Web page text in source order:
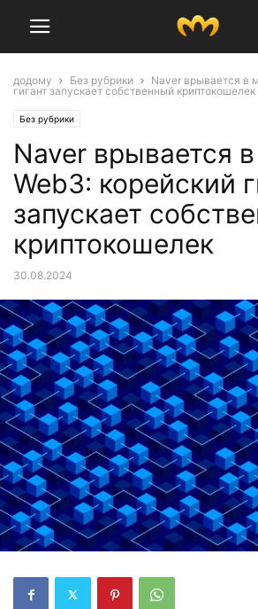
додому Без рубрики
Naver врывается в
гигант запускает собственный криптокошелек
Без рубрики
Naver врывается
Web3: корейский
запускает
криптокошелек
30.08.2024